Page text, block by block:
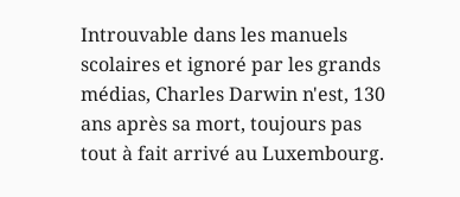
Introuvable dans les manuels
scolaires et ignoré par les grands
médias, Charles Darwin n'est, 130
ans après sa mort, toujours pas
tout à fait arrivé au Luxembourg.